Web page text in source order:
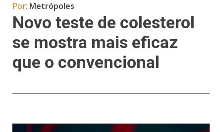
Por: Metrópoles
Novo teste de colesterol
se mostra mais eficaz
que o convencional